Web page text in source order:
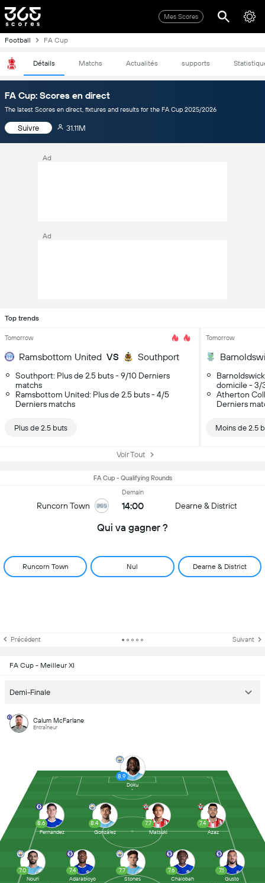
Mes Scores
Football FA Cup
Détails Matchs Actualités supports
FA Cup: Scores en direct
The latest Scores en direct, fixtures and results for the FA Cup 2025/2026
Suivre 31.11M
Ad
Ad
Top trends
Tomorrow
Ramsbottom United VS Southport
Southport: Plus de 2.5 buts - 9/10 Derniers
matchs
Ramsbottom United: Plus de 2.5 buts - 4/5
Derniers matchs
Plus de 2.5 buts
Tomorrow
domicile - 3/
Atherton
Derniers
Moins de 2.5
Voir Tout
FA Cup - Qualifying Rounds
Runcorn Town
Demain
14:00 Dearne & District
Qui va gagner ?
Runcorn Town Nul Dearne & District
Précédent Suivant
FA Cup - Meilleur XI
Demi-Finale
Calum McFarlane
Entraîneur
7.4
Adarabioyo
8.6
Fernandez
7.6
Chalobah
7.4
Azaz
7.0
Nouri
8.9
Doku
8.4
González
7.7
Matsuki
7.7
Stones
7.1
Gusto